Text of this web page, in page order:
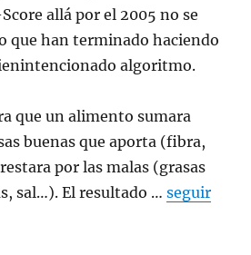
allá por el 2005 no se
que han terminado haciendo
algoritmo.
que un alimento sumara
buenas que aporta (fibra,
por las malas (grasas
sal…). El resultado …seguir